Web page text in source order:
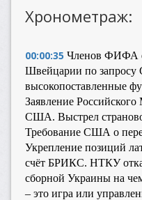
Хронометраж:
00:00:35 Членов ФИФА
Швейцарии по
высокопоставленные
Заявление
США. Выстрел
Требование США о
Укрепление позиций
счёт БРИКС. НТКУ
сборной Украины на
– это игра или